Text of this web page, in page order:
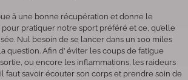
à une bonne récupération et donne le
pratiquer notre sport préféré et ce, qu’elle
Nul besoin de se lancer dans un 100 miles
question. Afin d’ éviter les coups de fatigue
ou encore les inflammations, les raideurs
faut savoir écouter son corps et prendre soin de